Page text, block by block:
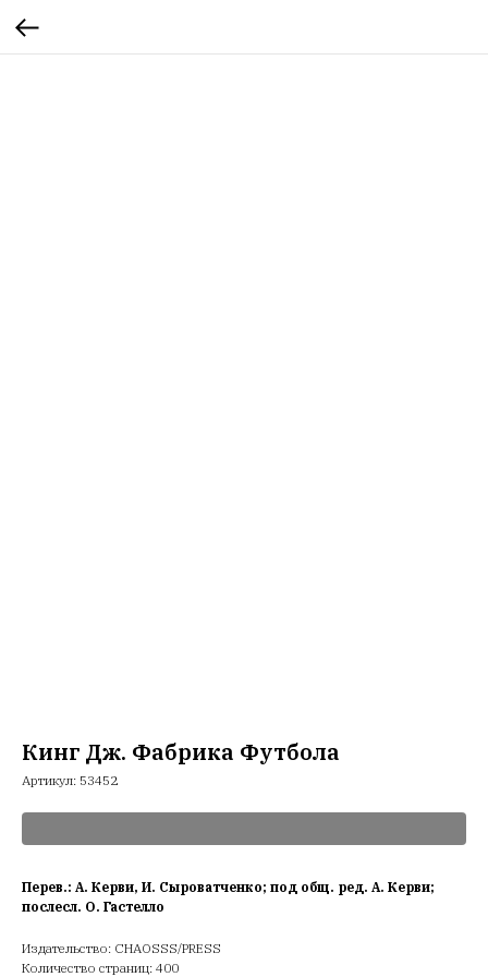
Кинг Дж. Фабрика Футбола
Артикул: 53452
Перев.: А. Керви, И. Сыроватченко; под общ. ред. А. Керви;
послесл. О. Гастелло
Издательство: CHAOSSS/PRESS
Количество страниц: 400